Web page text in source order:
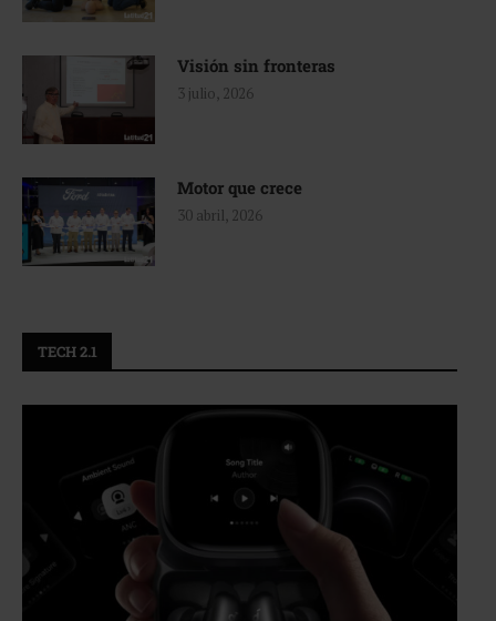
Visión sin fronteras
3 julio, 2026
Motor que crece
30 abril, 2026
TECH 2.1